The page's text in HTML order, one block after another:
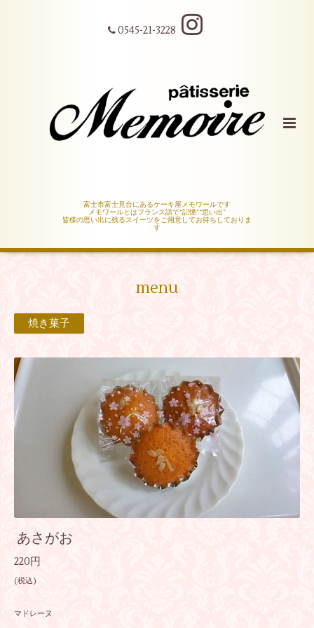
0545-21-3228
富士市富士見台にあるケーキ屋メモワールです
メモワールとはフランス語で“記憶”“思い出”
皆様の思い出に残るスイーツをご用意してお待ちしておりま
す
menu
焼き菓子
あさがお
220円
(税込)
マドレーヌ